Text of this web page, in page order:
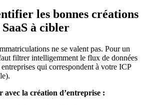
les bonnes créations
à cibler
ne se valent pas. Pour un
filtrer intelligemment le flux de données
qui correspondent à votre ICP
avec la création d’entreprise :